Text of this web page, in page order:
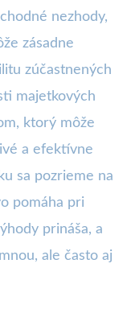
nezhody,
zásadne
zúčastnených
majetkových
ktorý môže
a efektívne
sa pozrieme na
pomáha pri
prináša, a
ale často aj